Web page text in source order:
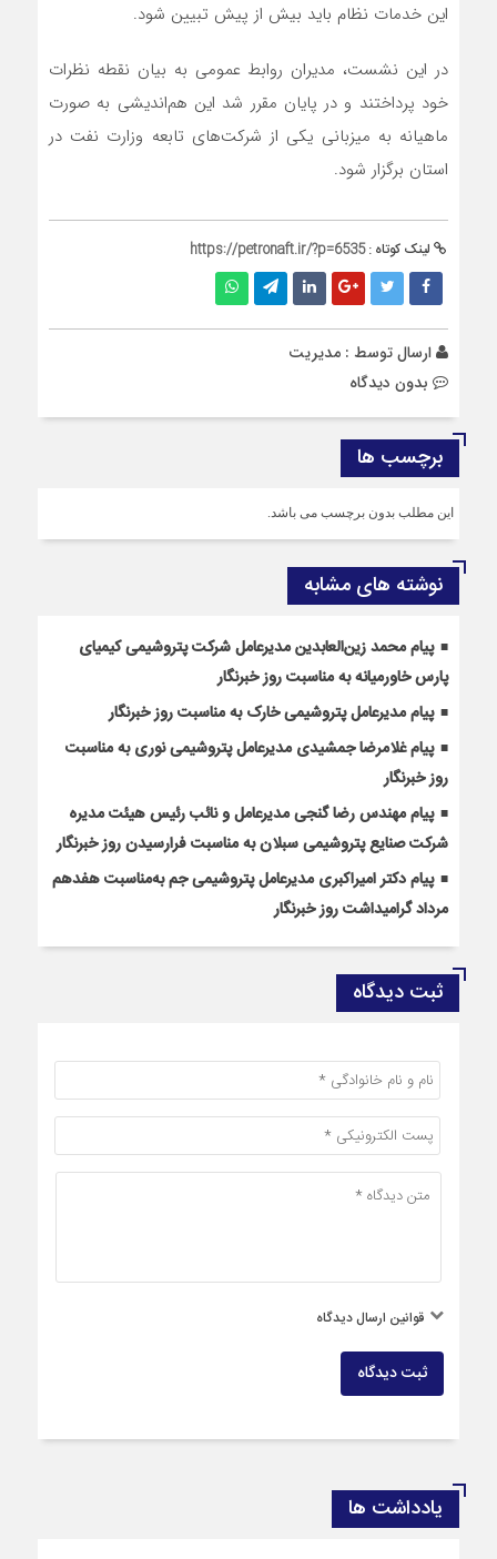
این خدمات نظام باید بیش از پیش تبیین شود.
در این نشست، مدیران روابط عمومی به بیان نقطه نظرات
خود پرداختند و در‌ ‌پایان مقرر شد این هم‌اندیشی به صورت
ماهیانه به میزبانی یکی از شرکت‌‌های تابعه وزارت نفت در
استان برگزار شود.
لینک کوتاه :https://petronaft.ir/?p=6535
ارسال توسط : مدیریت
بدون دیدگاه
برچسب ها
این مطلب بدون برچسب می باشد.
نوشته های مشابه
پیام محمد زین‌العابدین مدیرعامل شرکت پتروشیمی کیمیای
پارس خاورمیانه به مناسبت روز خبرنگار
پیام مدیرعامل پتروشیمی خارک به مناسبت روز خبرنگار
پیام غلامرضا جمشیدی مدیرعامل پتروشیمی نوری به مناسبت
روز خبرنگار
پیام مهندس رضا گنجی مدیرعامل و نائب رئیس هیئت مدیره
شرکت صنایع پتروشیمی سبلان به مناسبت فرارسیدن روز خبرنگار
پیام دکتر امیراکبری مدیرعامل پتروشیمی جم به‌مناسبت هفدهم
مرداد گرامیداشت روز خبرنگار
ثبت دیدگاه
قوانین ارسال دیدگاه
ثبت دیدگاه
یادداشت ها